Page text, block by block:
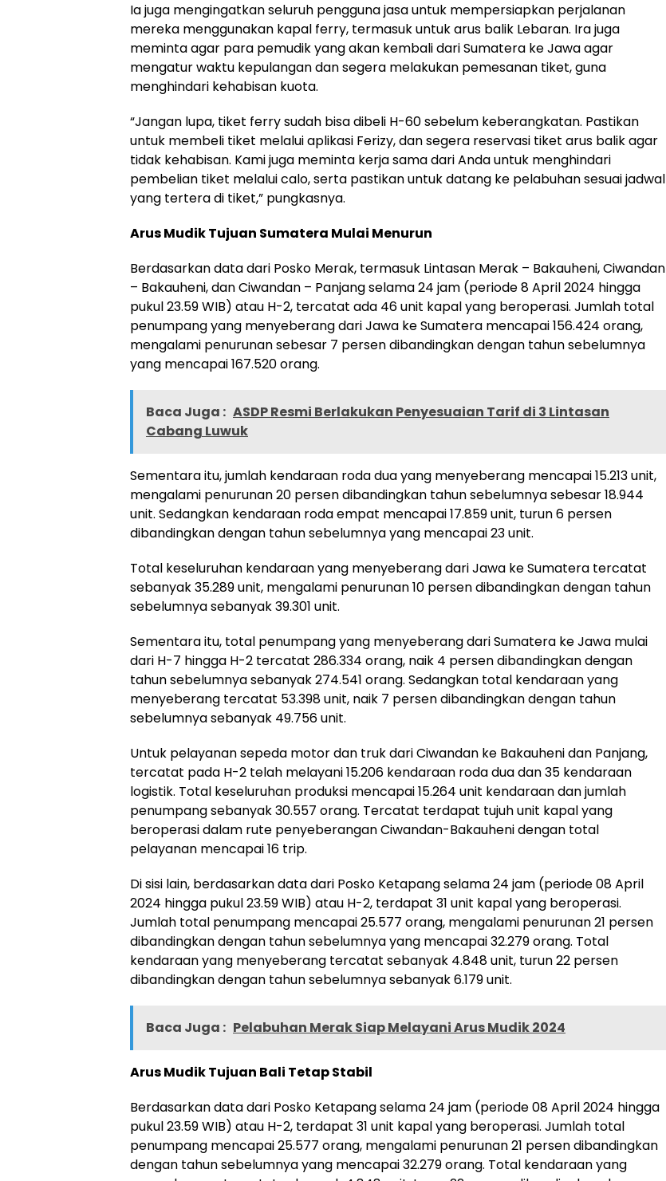
Ia juga mengingatkan seluruh pengguna jasa untuk mempersiapkan perjalanan
mereka menggunakan kapal ferry, termasuk untuk arus balik Lebaran. Ira juga
meminta agar para pemudik yang akan kembali dari Sumatera ke Jawa agar
mengatur waktu kepulangan dan segera melakukan pemesanan tiket, guna
menghindari kehabisan kuota.
“Jangan lupa, tiket ferry sudah bisa dibeli H-60 sebelum keberangkatan. Pastikan
untuk membeli tiket melalui aplikasi Ferizy, dan segera reservasi tiket arus balik agar
tidak kehabisan. Kami juga meminta kerja sama dari Anda untuk menghindari
pembelian tiket melalui calo, serta pastikan untuk datang ke pelabuhan sesuai jadwal
yang tertera di tiket,” pungkasnya.
Arus Mudik Tujuan Sumatera Mulai Menurun
Berdasarkan data dari Posko Merak, termasuk Lintasan Merak – Bakauheni, Ciwandan
– Bakauheni, dan Ciwandan – Panjang selama 24 jam (periode 8 April 2024 hingga
pukul 23.59 WIB) atau H-2, tercatat ada 46 unit kapal yang beroperasi. Jumlah total
penumpang yang menyeberang dari Jawa ke Sumatera mencapai 156.424 orang,
mengalami penurunan sebesar 7 persen dibandingkan dengan tahun sebelumnya
yang mencapai 167.520 orang.
Baca Juga : ASDP Resmi Berlakukan Penyesuaian Tarif di 3 Lintasan
Cabang Luwuk
Sementara itu, jumlah kendaraan roda dua yang menyeberang mencapai 15.213 unit,
mengalami penurunan 20 persen dibandingkan tahun sebelumnya sebesar 18.944
unit. Sedangkan kendaraan roda empat mencapai 17.859 unit, turun 6 persen
dibandingkan dengan tahun sebelumnya yang mencapai 23 unit.
Total keseluruhan kendaraan yang menyeberang dari Jawa ke Sumatera tercatat
sebanyak 35.289 unit, mengalami penurunan 10 persen dibandingkan dengan tahun
sebelumnya sebanyak 39.301 unit.
Sementara itu, total penumpang yang menyeberang dari Sumatera ke Jawa mulai
dari H-7 hingga H-2 tercatat 286.334 orang, naik 4 persen dibandingkan dengan
tahun sebelumnya sebanyak 274.541 orang. Sedangkan total kendaraan yang
menyeberang tercatat 53.398 unit, naik 7 persen dibandingkan dengan tahun
sebelumnya sebanyak 49.756 unit.
Untuk pelayanan sepeda motor dan truk dari Ciwandan ke Bakauheni dan Panjang,
tercatat pada H-2 telah melayani 15.206 kendaraan roda dua dan 35 kendaraan
logistik. Total keseluruhan produksi mencapai 15.264 unit kendaraan dan jumlah
penumpang sebanyak 30.557 orang. Tercatat terdapat tujuh unit kapal yang
beroperasi dalam rute penyeberangan Ciwandan-Bakauheni dengan total
pelayanan mencapai 16 trip.
Di sisi lain, berdasarkan data dari Posko Ketapang selama 24 jam (periode 08 April
2024 hingga pukul 23.59 WIB) atau H-2, terdapat 31 unit kapal yang beroperasi.
Jumlah total penumpang mencapai 25.577 orang, mengalami penurunan 21 persen
dibandingkan dengan tahun sebelumnya yang mencapai 32.279 orang. Total
kendaraan yang menyeberang tercatat sebanyak 4.848 unit, turun 22 persen
dibandingkan dengan tahun sebelumnya sebanyak 6.179 unit.
Baca Juga : Pelabuhan Merak Siap Melayani Arus Mudik 2024
Arus Mudik Tujuan Bali Tetap Stabil
Berdasarkan data dari Posko Ketapang selama 24 jam (periode 08 April 2024 hingga
pukul 23.59 WIB) atau H-2, terdapat 31 unit kapal yang beroperasi. Jumlah total
penumpang mencapai 25.577 orang, mengalami penurunan 21 persen dibandingkan
dengan tahun sebelumnya yang mencapai 32.279 orang. Total kendaraan yang